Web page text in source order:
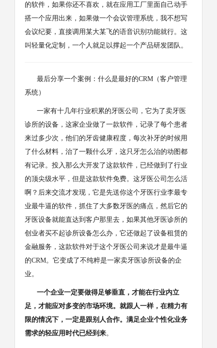
的软件，如果你还不喜欢，就在应用工厂里面自己动手
搭一个应用出来，如果做一个会议管理系统，我不想写
会议纪要，直接调用某大某飞的语音识别功能就行。这
叫轻量化定制，一个人就足以撑起一个产品研发团队。
最后分享一个案例：什么是最好的CRM（客户管理
系统）
一家有十几年行业积累的牙医公司，它为了卖牙医
诊所的设备，这家企业做了一款软件，记录了每个患者
来过多少次，他们的牙齿健康程度，每次补牙的时候用
了什么材料，治了一颗什么牙，这只牙怎么治的动图都
有记录。投入那么大开发了这款软件，已经做到了行业
的顶尖级水平，但是这款软件免费。这牙医公司怎么活
啊？后来交流才发现，它是先送你这个牙医行业李最专
业最牛逼的软件，抓住了大多数牙医的痛点，然后它的
牙医设备就能直达到客户那里去，如果其他牙医诊所的
创业者买不起诊所设备怎么办，它还做起了设备租赁的
金融服务，这款软件对于这个牙医公司来说才是最牛逼
的CRM。它变成了不纯粹是一家卖牙医诊所设备的企
业。
一个企业一定要做得足够垂直，才能在行业内立
足，才能应对多变的市场环境。就跟人一样，在精力有
限的情况下，一定是跟别人合作。满足企业个性化业务
需求的轻应用时代已经到来。